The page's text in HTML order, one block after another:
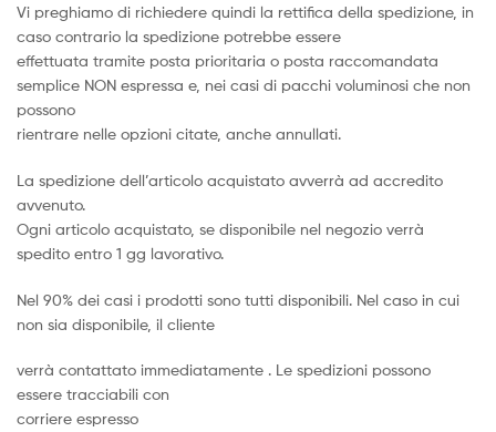
Vi preghiamo di richiedere quindi la rettifica della spedizione, in
caso contrario la spedizione potrebbe essere
effettuata tramite posta prioritaria o posta raccomandata
semplice NON espressa e, nei casi di pacchi voluminosi che non
possono
rientrare nelle opzioni citate, anche annullati.
La spedizione dell’articolo acquistato avverrà ad accredito
avvenuto.
Ogni articolo acquistato, se disponibile nel negozio verrà
spedito entro 1 gg lavorativo.
Nel 90% dei casi i prodotti sono tutti disponibili. Nel caso in cui
non sia disponibile, il cliente
verrà contattato immediatamente . Le spedizioni possono
essere tracciabili con
corriere espresso